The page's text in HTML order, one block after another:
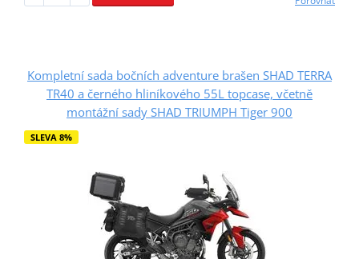
Kompletní sada bočních adventure brašen SHAD TERRA
TR40 a černého hliníkového 55L topcase, včetně
montážní sady SHAD TRIUMPH Tiger 900
SLEVA 8%